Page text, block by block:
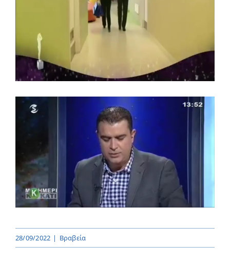
28/09/2022 | Βραβεία